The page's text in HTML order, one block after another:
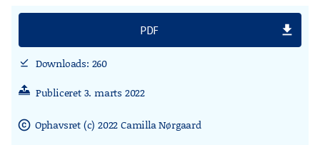
PDF file_download
download_done
Downloads: 260
Publiceret 3. marts 2022
copyright Ophavsret (c) 2022 Camilla Nørgaard